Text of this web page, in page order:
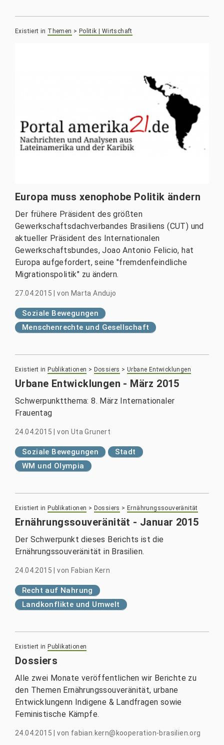
Existiert in Themen > Politik | Wirtschaft
Europa muss xenophobe Politik ändern
Der frühere Präsident des größten
Gewerkschaftsdachverbandes Brasiliens (CUT) und
aktueller Präsident des Internationalen
Gewerkschaftsbundes, Joao Antonio Felicio, hat
Europa aufgefordert, seine "fremdenfeindliche
Migrationspolitik" zu ändern.
27.04.2015 |von Marta Andujo
Soziale Bewegungen
Menschenrechte und Gesellschaft
Existiert in Publikationen > Dossiers >Urbane Entwicklungen
Urbane Entwicklungen - März 2015
Schwerpunktthema: 8. März Internationaler
Frauentag
24.04.2015 |von Uta Grunert
Soziale Bewegungen
Stadt
WM und Olympia
Existiert in Publikationen > Dossiers >Ernährungssouveränität
Ernährungssouveränität - Januar 2015
Der Schwerpunkt dieses Berichts ist die
Ernährungssouveränität in Brasilien.
24.04.2015 |von Fabian Kern
Recht auf Nahrung
Landkonflikte und Umwelt
Existiert in Publikationen
Dossiers
Alle zwei Monate veröffentlichen wir Berichte zu
den Themen Ernährungssouveränität, urbane
Entwicklungenn Indigene & Landfragen sowie
Feministische Kämpfe.
24.04.2015 |von fabian.kern@kooperation-brasilien.org